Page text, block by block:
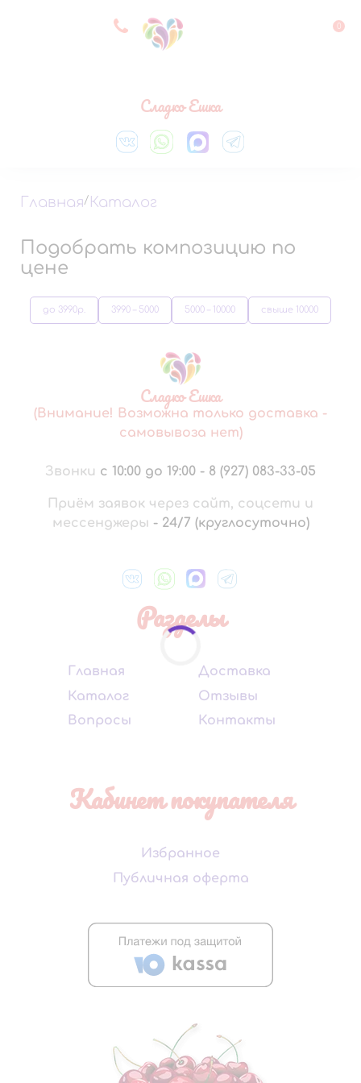
8 927 083 33 05 0
Сладко Ешка
Главная/ Каталог
Подобрать композицию по
цене
до 3990р. 3990 – 5000 5000 – 10000 свыше 10000
Сладко Ешка
(Внимание! Возможна только доставка -
самовывоза нет)
Звонки с 10:00 до 19:00 - 8 (927) 083-33-05
Приём заявок через сайт, соцсети и
мессенджеры - 24/7 (круглосуточно)
Разделы
Главная
Каталог
Вопросы
Доставка
Отзывы
Контакты
Кабинет покупателя
Избранное
Публичная оферта